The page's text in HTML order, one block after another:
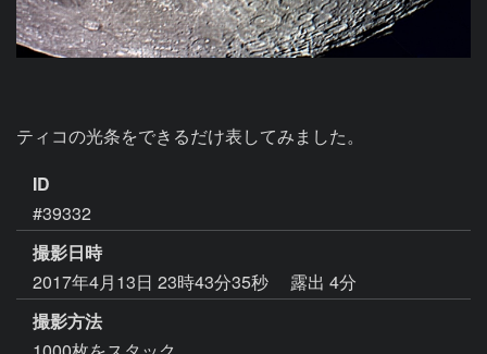
ティコの光条をできるだけ表してみました。
ID
#39332
撮影日時
2017年4月13日 23時43分35秒
露出 4分
撮影方法